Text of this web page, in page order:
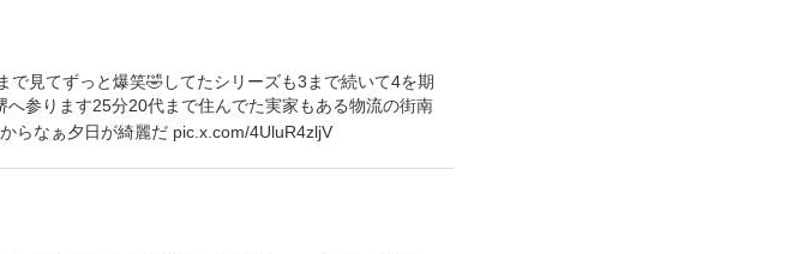
見てずっと爆笑🤣してたシリーズも3まで続いて4を期
参ります25分20代まで住んでた実家もある物流の街南
らなぁ夕日が綺麗だ pic.x.com/4UluR4zljV